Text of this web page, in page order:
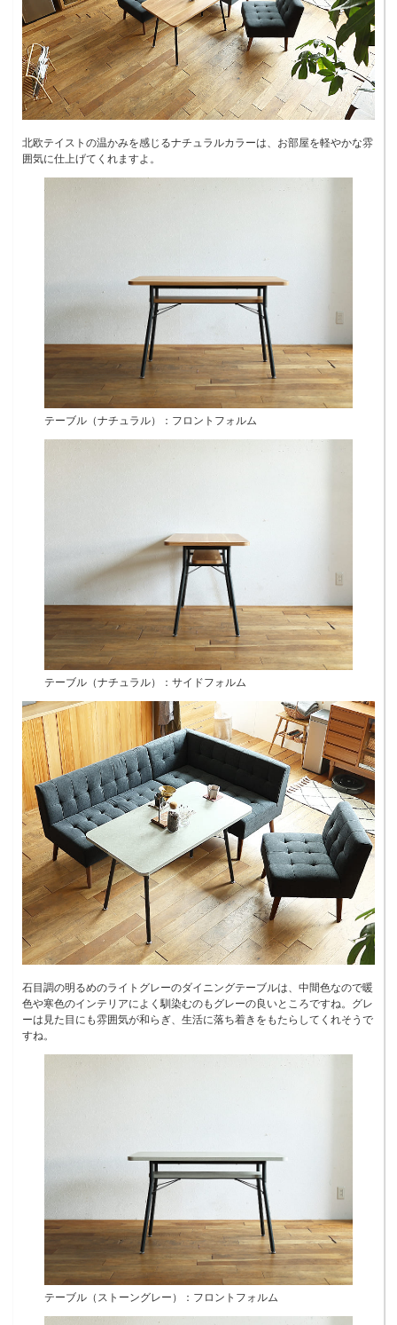
北欧テイストの温かみを感じるナチュラルカラーは、お部屋を軽やかな雰
囲気に仕上げてくれますよ。
テーブル（ナチュラル）：フロントフォルム
テーブル（ナチュラル）：サイドフォルム
石目調の明るめのライトグレーのダイニングテーブルは、中間色なので暖
色や寒色のインテリアによく馴染むのもグレーの良いところですね。グレ
ーは見た目にも雰囲気が和らぎ、生活に落ち着きをもたらしてくれそうで
すね。
テーブル（ストーングレー）：フロントフォルム